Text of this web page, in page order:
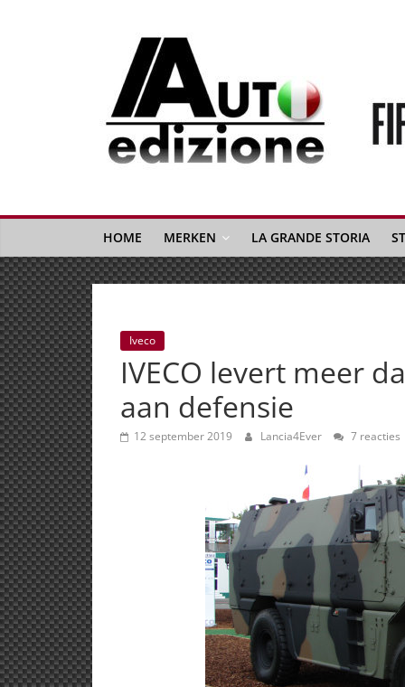
Auto
Edizione
La
Gazetta
dell'Automobile
Italiana
|
Italiaans
autonieuws
&
lifestyle
HOME MERKEN LA GRANDE STORIA
Iveco
IVECO levert meer
aan defensie
12 september 2019 Lancia4Ever 7 reacties